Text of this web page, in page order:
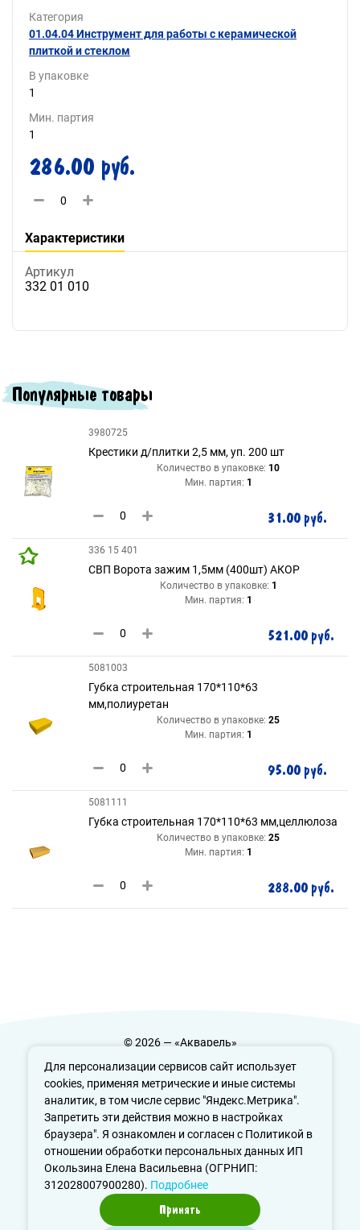
Для персонализации сервисов сайт использует
cookies, применяя метрические и иные системы
аналитик, в том числе сервис "Яндекс.Метрика".
Запретить эти действия можно в настройках
браузера". Я ознакомлен и согласен с Политикой в
отношении обработки персональных данных ИП
Окользина Елена Васильевна (ОГРНИП:
312028007900280). Подробнее
Принять
Категория
01.04.04 Инструмент для работы с керамической
плиткой и стеклом
В упаковке
1
Мин. партия
1
286.00 руб.
Характеристики
Артикул
332 01 010
Популярные товары
3980725
Крестики д/плитки 2,5 мм, уп. 200 шт
Количество в упаковке: 10
Мин. партия: 1
31.00 руб.
336 15 401
СВП Ворота зажим 1,5мм (400шт) АКОР
Количество в упаковке: 1
Мин. партия: 1
521.00 руб.
5081003
Губка строительная 170*110*63
мм,полиуретан
Количество в упаковке: 25
Мин. партия: 1
95.00 руб.
5081111
Губка строительная 170*110*63 мм,целлюлоза
Количество в упаковке: 25
Мин. партия: 1
288.00 руб.
© 2026 — «Акварель»
Политика конфиденциальности